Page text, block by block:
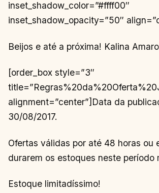
inset_shadow_color=”#ffff00″
inset_shadow_opacity=”50″
Beijos e até a próxima! Kalina
[order_box style=”3″
alignment=”center”]Data da
30/08/2017.
Ofertas válidas por até 48 horas ou
durarem os estoques neste período
Estoque limitadíssimo!